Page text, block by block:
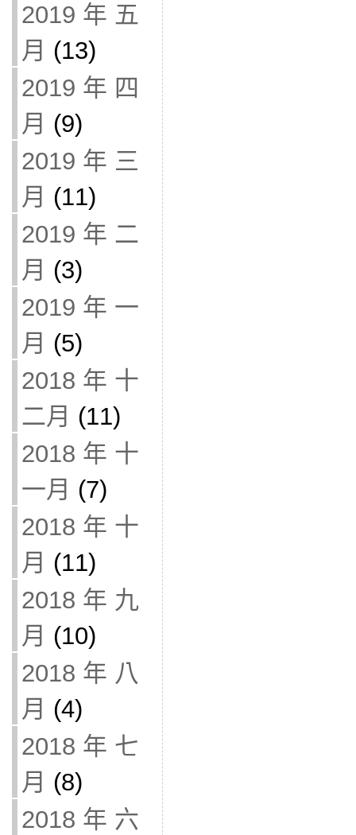
2019 年 五
月 (13)
2019 年 四
月 (9)
2019 年 三
月 (11)
2019 年 二
月 (3)
2019 年 一
月 (5)
2018 年 十
二月 (11)
2018 年 十
一月 (7)
2018 年 十
月 (11)
2018 年 九
月 (10)
2018 年 八
月 (4)
2018 年 七
月 (8)
2018 年 六